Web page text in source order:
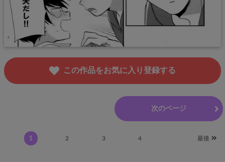
この作品をお気に入り登録する
次のページ
1 2 3 4 最後